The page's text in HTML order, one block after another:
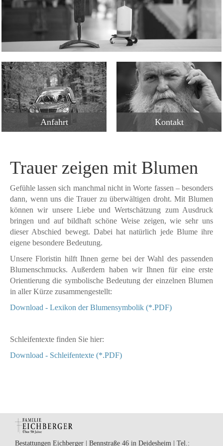
Anfahrt Kontakt
Trauer zeigen mit Blumen
Gefühle lassen sich manchmal nicht in Worte fassen – besonders
dann, wenn uns die Trauer zu überwältigen droht. Mit Blumen
können wir unsere Liebe und Wertschätzung zum Ausdruck
bringen und auf bildhaft schöne Weise zeigen, wie sehr uns
dieser Abschied bewegt. Dabei hat natürlich jede Blume ihre
eigene besondere Bedeutung.
Unsere Floristin hilft Ihnen gerne bei der Wahl des passenden
Blumenschmucks. Außerdem haben wir Ihnen für eine erste
Orientierung die symbolische Bedeutung der einzelnen Blumen
in aller Kürze zusammengestellt:
Download - Lexikon der Blumensymbolik (*.PDF)
Schleifentexte finden Sie hier:
Download - Schleifentexte (*.PDF)
Bestattungen Eichberger | Bennstraße 46 in Deidesheim | Tel.: